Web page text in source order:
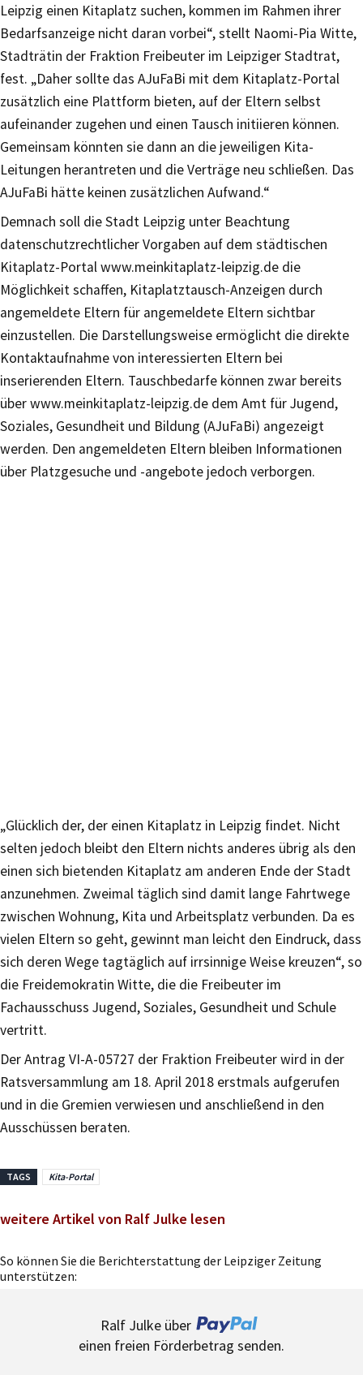
Leipzig einen Kitaplatz suchen, kommen im Rahmen ihrer
Bedarfsanzeige nicht daran vorbei“, stellt Naomi-Pia Witte,
Stadträtin der Fraktion Freibeuter im Leipziger Stadtrat,
fest. „Daher sollte das AJuFaBi mit dem Kitaplatz-Portal
zusätzlich eine Plattform bieten, auf der Eltern selbst
aufeinander zugehen und einen Tausch initiieren können.
Gemeinsam könnten sie dann an die jeweiligen Kita-
Leitungen herantreten und die Verträge neu schließen. Das
AJuFaBi hätte keinen zusätzlichen Aufwand.“
Demnach soll die Stadt Leipzig unter Beachtung
datenschutzrechtlicher Vorgaben auf dem städtischen
Kitaplatz-Portal www.meinkitaplatz-leipzig.de die
Möglichkeit schaffen, Kitaplatztausch-Anzeigen durch
angemeldete Eltern für angemeldete Eltern sichtbar
einzustellen. Die Darstellungsweise ermöglicht die direkte
Kontaktaufnahme von interessierten Eltern bei
inserierenden Eltern. Tauschbedarfe können zwar bereits
über www.meinkitaplatz-leipzig.de dem Amt für Jugend,
Soziales, Gesundheit und Bildung (AJuFaBi) angezeigt
werden. Den angemeldeten Eltern bleiben Informationen
über Platzgesuche und -angebote jedoch verborgen.
„Glücklich der, der einen Kitaplatz in Leipzig findet. Nicht
selten jedoch bleibt den Eltern nichts anderes übrig als den
einen sich bietenden Kitaplatz am anderen Ende der Stadt
anzunehmen. Zweimal täglich sind damit lange Fahrtwege
zwischen Wohnung, Kita und Arbeitsplatz verbunden. Da es
vielen Eltern so geht, gewinnt man leicht den Eindruck, dass
sich deren Wege tagtäglich auf irrsinnige Weise kreuzen“, so
die Freidemokratin Witte, die die Freibeuter im
Fachausschuss Jugend, Soziales, Gesundheit und Schule
vertritt.
Der Antrag VI-A-05727 der Fraktion Freibeuter wird in der
Ratsversammlung am 18. April 2018 erstmals aufgerufen
und in die Gremien verwiesen und anschließend in den
Ausschüssen beraten.
TAGS Kita-Portal
weitere Artikel von Ralf Julke lesen
So können Sie die Berichterstattung der Leipziger Zeitung
unterstützen:
Ralf Julke über
einen freien Förderbetrag senden.